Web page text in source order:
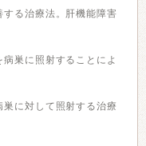
る治療法。肝機能障害
巣に照射することによ
に対して照射する治療